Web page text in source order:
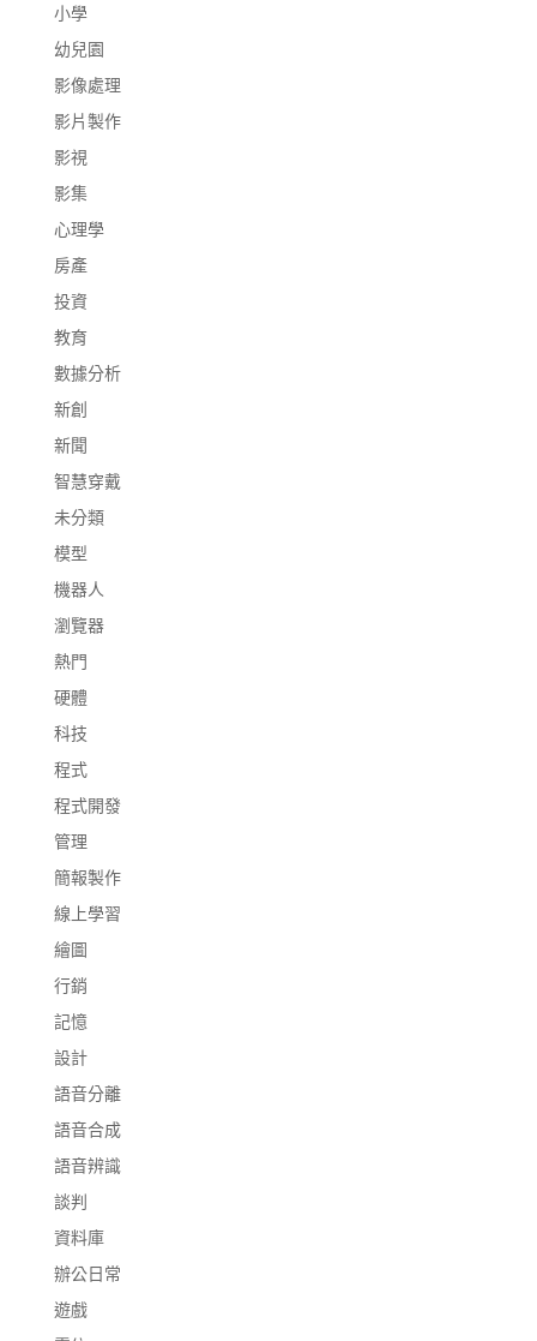
小學
幼兒園
影像處理
影片製作
影視
影集
心理學
房產
投資
教育
數據分析
新創
新聞
智慧穿戴
未分類
模型
機器人
瀏覽器
熱門
硬體
科技
程式
程式開發
管理
簡報製作
線上學習
繪圖
行銷
記憶
設計
語音分離
語音合成
語音辨識
談判
資料庫
辦公日常
遊戲